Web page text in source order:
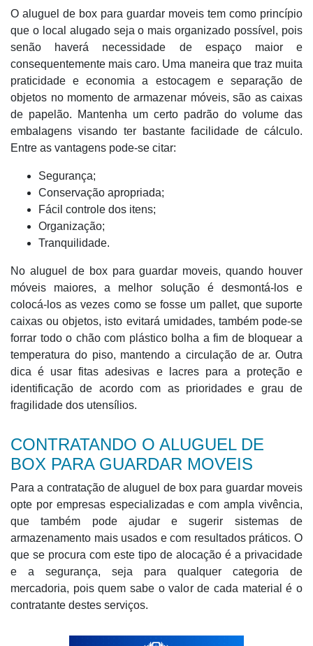
O aluguel de box para guardar moveis tem como princípio
que o local alugado seja o mais organizado possível, pois
senão haverá necessidade de espaço maior e
consequentemente mais caro. Uma maneira que traz muita
praticidade e economia a estocagem e separação de
objetos no momento de armazenar móveis, são as caixas
de papelão. Mantenha um certo padrão do volume das
embalagens visando ter bastante facilidade de cálculo.
Entre as vantagens pode-se citar:
Segurança;
Conservação apropriada;
Fácil controle dos itens;
Organização;
Tranquilidade.
No aluguel de box para guardar moveis, quando houver
móveis maiores, a melhor solução é desmontá-los e
colocá-los as vezes como se fosse um pallet, que suporte
caixas ou objetos, isto evitará umidades, também pode-se
forrar todo o chão com plástico bolha a fim de bloquear a
temperatura do piso, mantendo a circulação de ar. Outra
dica é usar fitas adesivas e lacres para a proteção e
identificação de acordo com as prioridades e grau de
fragilidade dos utensílios.
CONTRATANDO O ALUGUEL DE
BOX PARA GUARDAR MOVEIS
Para a contratação de aluguel de box para guardar moveis
opte por empresas especializadas e com ampla vivência,
que também pode ajudar e sugerir sistemas de
armazenamento mais usados e com resultados práticos. O
que se procura com este tipo de alocação é a privacidade
e a segurança, seja para qualquer categoria de
mercadoria, pois quem sabe o valor de cada material é o
contratante destes serviços.